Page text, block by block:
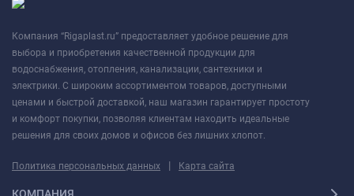
Компания “Rigaplast.ru” предоставляет удобное решение для
выбора и приобретения качественной продукции для
водоснабжения, отопления, канализации, сантехники и
электрики. С широким ассортиментом товаров, доступными
ценами и быстрой доставкой, наш магазин гарантирует простоту
и комфорт покупки, позволяя клиентам находить идеальные
решения для своих домов и офисов без лишних хлопот.
Политика персональных данных | Карта сайта